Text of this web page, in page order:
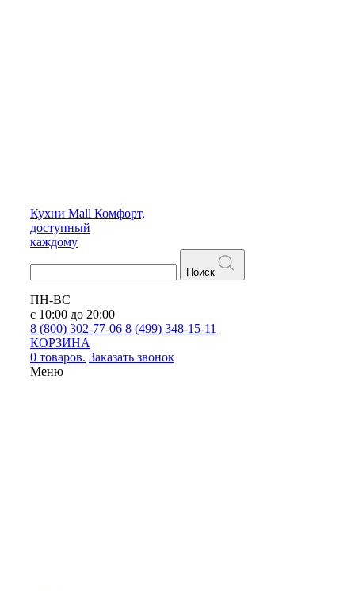
Кухни Mall Комфорт,
доступный
каждому
Поиск
ПН-ВС
с 10:00 до 20:00
8 (800) 302-77-06 8 (499) 348-15-11
КОРЗИНА
0 товаров. Заказать звонок
Меню